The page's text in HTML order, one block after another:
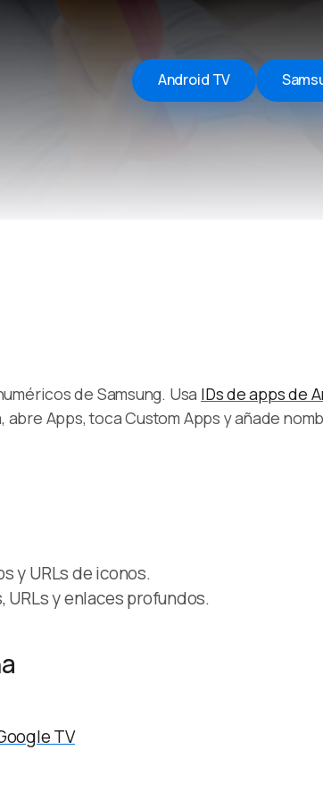
Remote
iOS/iPadOS
Android TV
de Samsung. Usa IDs de apps de
Apps, toca Custom Apps y añade
y URLs de iconos.
URLs y enlaces profundos.
TV